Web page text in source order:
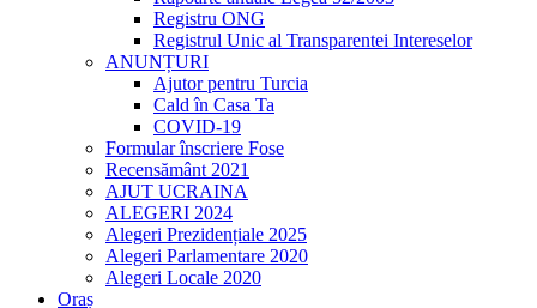
Registru ONG
Registrul Unic al Transparentei Intereselor
ANUNȚURI
Ajutor pentru Turcia
Cald în Casa Ta
COVID-19
Formular înscriere Fose
Recensământ 2021
AJUT UCRAINA
ALEGERI 2024
Alegeri Prezidențiale 2025
Alegeri Parlamentare 2020
Alegeri Locale 2020
Oraș